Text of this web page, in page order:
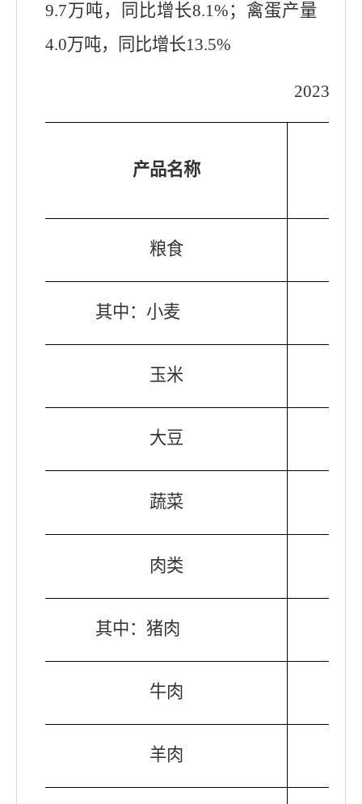
9.7万吨，同比增长8.1%；禽蛋产量
4.0万吨，同比增长13.5%
2023
产品名称
粮食
其中：小麦
玉米
大豆
蔬菜
肉类
其中：猪肉
牛肉
羊肉